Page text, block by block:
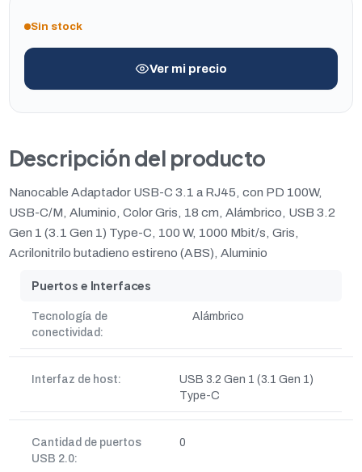
Sin stock
Ver mi precio
Descripción del producto
Nanocable Adaptador USB-C 3.1 a RJ45, con PD 100W,
USB-C/M, Aluminio, Color Gris, 18 cm, Alámbrico, USB 3.2
Gen 1 (3.1 Gen 1) Type-C, 100 W, 1000 Mbit/s, Gris,
Acrilonitrilo butadieno estireno (ABS), Aluminio
Puertos e Interfaces
Tecnología de
conectividad:
Alámbrico
Interfaz de host:
USB 3.2 Gen 1 (3.1 Gen 1)
Type-C
Cantidad de puertos
USB 2.0:
0